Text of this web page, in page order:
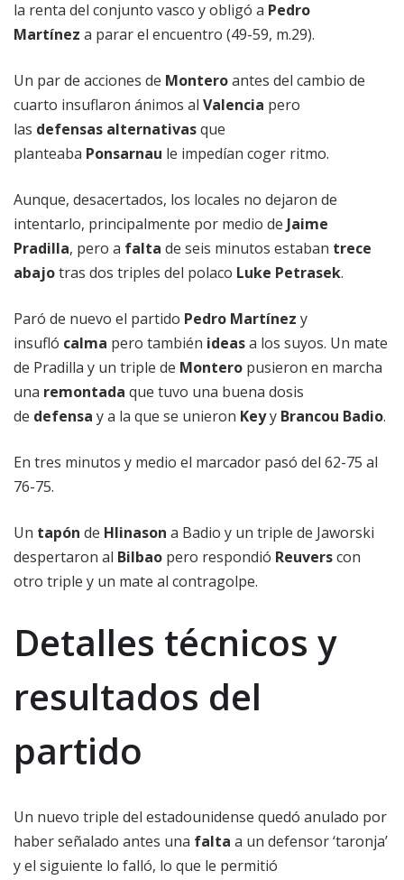
la renta del conjunto vasco y obligó a Pedro
Martínez a parar el encuentro (49-59, m.29).
Un par de acciones de Monteroantes del cambio de
cuarto insuflaron ánimos al Valencia pero
las defensas alternativasque
planteaba Ponsarnau le impedían coger ritmo.
Aunque, desacertados, los locales no dejaron de
intentarlo, principalmente por medio de Jaime
Pradilla, pero a falta de seis minutos estaban trece
abajotras dos triples del polaco Luke Petrasek.
Paró de nuevo el partido Pedro Martínez y
insufló calma pero también ideasa los suyos. Un mate
de Pradilla y un triple de Montero pusieron en marcha
una remontada que tuvo una buena dosis
de defensa y a la que se unieron Keyy Brancou Badio.
En tres minutos y medio el marcador pasó del 62-75 al
76-75.
Un tapón de Hlinason a Badio y un triple de Jaworski
despertaron al Bilbao pero respondió Reuverscon
otro triple y un mate al contragolpe.
Detalles técnicos y
resultados del
partido
Un nuevo triple del estadounidense quedó anulado por
haber señalado antes una falta a un defensor ‘taronja’
y el siguiente lo falló, lo que le permitió